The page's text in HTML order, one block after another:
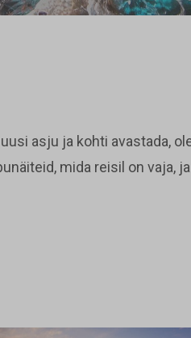
asju ja kohti avastada,
mida reisil on vaja,